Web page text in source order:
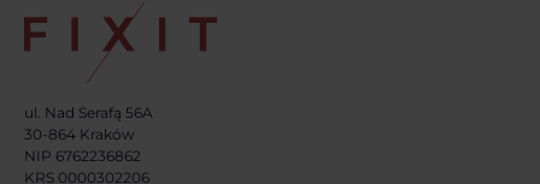
ul. Nad Serafą 56A
30-864 Kraków
NIP 6762236862
KRS 0000302206